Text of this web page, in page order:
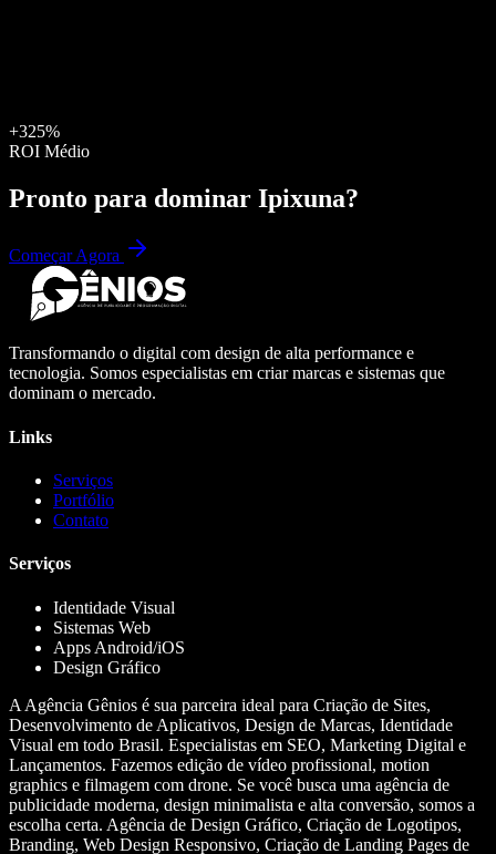
+325%
ROI Médio
Pronto para dominar Ipixuna?
Começar Agora
Transformando o digital com design de alta performance e
tecnologia. Somos especialistas em criar marcas e sistemas que
dominam o mercado.
Links
Serviços
Portfólio
Contato
Serviços
Identidade Visual
Sistemas Web
Apps Android/iOS
Design Gráfico
A Agência Gênios é sua parceira ideal para Criação de Sites,
Desenvolvimento de Aplicativos, Design de Marcas, Identidade
Visual em todo Brasil. Especialistas em SEO, Marketing Digital e
Lançamentos. Fazemos edição de vídeo profissional, motion
graphics e filmagem com drone. Se você busca uma agência de
publicidade moderna, design minimalista e alta conversão, somos a
escolha certa. Agência de Design Gráfico, Criação de Logotipos,
Branding, Web Design Responsivo, Criação de Landing Pages de